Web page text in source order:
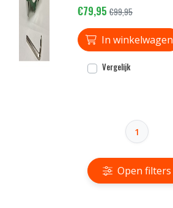
€79,95 €99,95
In winkelwagen
Vergelijk
1
Open filters